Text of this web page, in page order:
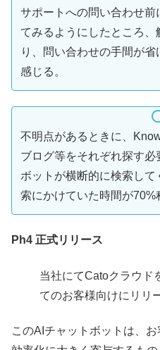
サポートへの問い合わせ
てみるようにしたところ
り、問い合わせの手間が
感じる。
不明点があるときに、
ブログ等をそれぞれ探す必
ボットが横断的に検索し
索にかけていた時間が70%
Ph4 正式リリース
当社にてCatoクラウド
てのお客様向けにリリ
このAIチャットボットは、